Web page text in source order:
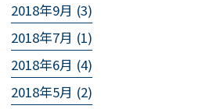
2018年9月 (3)
2018年7月 (1)
2018年6月 (4)
2018年5月 (2)